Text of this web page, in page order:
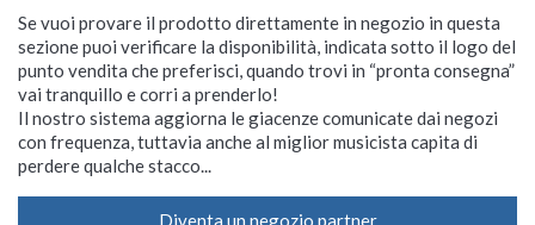
Se vuoi provare il prodotto direttamente in negozio in questa
sezione puoi verificare la disponibilità, indicata sotto il logo del
punto vendita che preferisci, quando trovi in “pronta consegna”
vai tranquillo e corri a prenderlo!
Il nostro sistema aggiorna le giacenze comunicate dai negozi
con frequenza, tuttavia anche al miglior musicista capita di
perdere qualche stacco...